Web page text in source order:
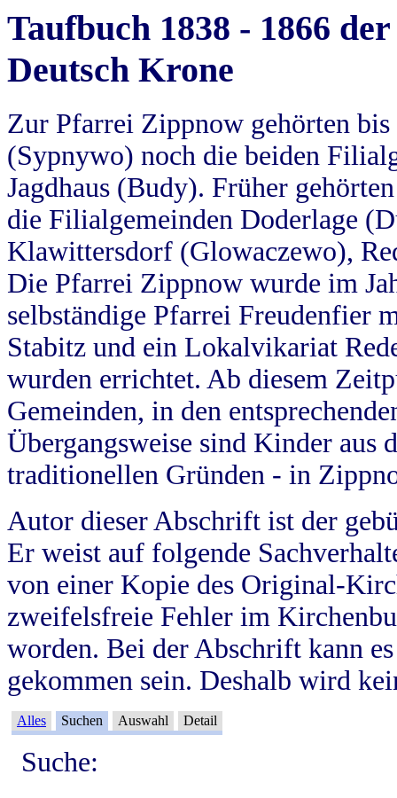
Taufbuch 1838 - 1866
Deutsch Krone
Zur Pfarrei Zippnow gehörten
(Sypnywo) noch die beiden
Jagdhaus (Budy). Früher
die Filialgemeinden Doderlage
Klawittersdorf (Glowaczewo),
Die Pfarrei Zippnow wurde im
selbständige Pfarrei Freudenfier
Stabitz und ein Lokalvikariat
wurden errichtet. Ab diesem
Gemeinden, in den
Übergangsweise sind Kinder aus
traditionellen Gründen - in
Autor dieser Abschrift ist der
Er weist auf folgende
von einer Kopie des Original-
zweifelsfreie Fehler im
worden. Bei der Abschrift kann
gekommen sein. Deshalb wird
Alles Suchen Auswahl Detail
Suche: